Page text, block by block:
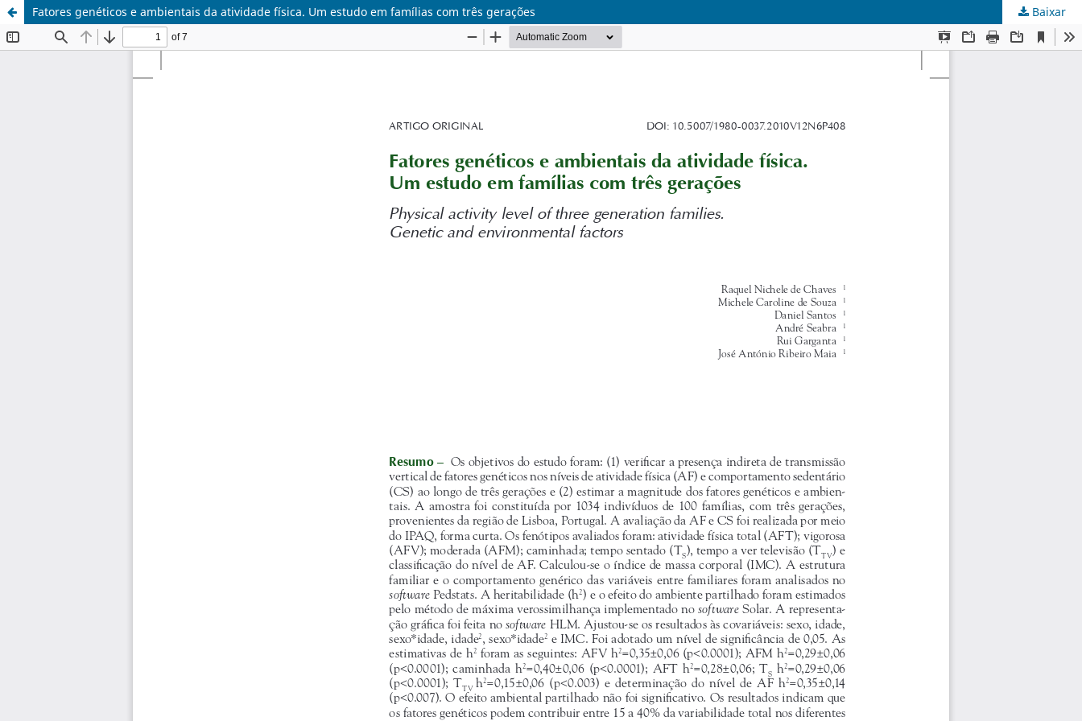
Fatores genéticos e ambientais da atividade física. Um estudo em famílias com três gerações Baixar